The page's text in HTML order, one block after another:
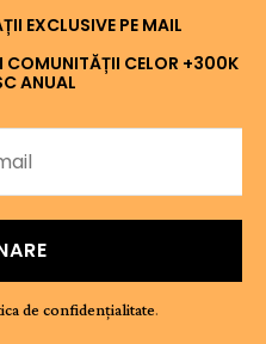
EXCLUSIVE PE MAIL
COMUNITĂȚII CELOR +300K
ANUAL
de confidențialitate.